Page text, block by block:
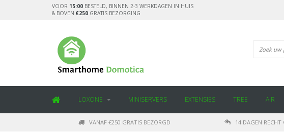
VOOR 15:00 BESTELD, BINNEN 2-3 WERKDAGEN IN HUIS
& BOVEN €250 GRATIS BEZORGING
LOXONE MINISERVERS EXTENSIES TREE AIR
VANAF €250 GRATIS BEZORGD 14 DAGEN RECHT